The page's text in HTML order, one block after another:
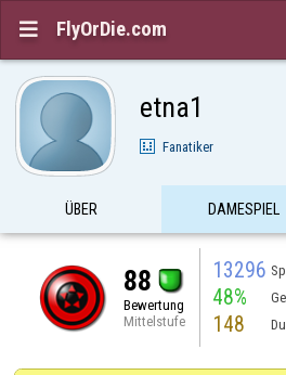
 FlyOrDie.com
etna1
Fanatiker
ÜBER DAMESPIEL
88
Bewertung
Mittelstufe
13296
48%
148